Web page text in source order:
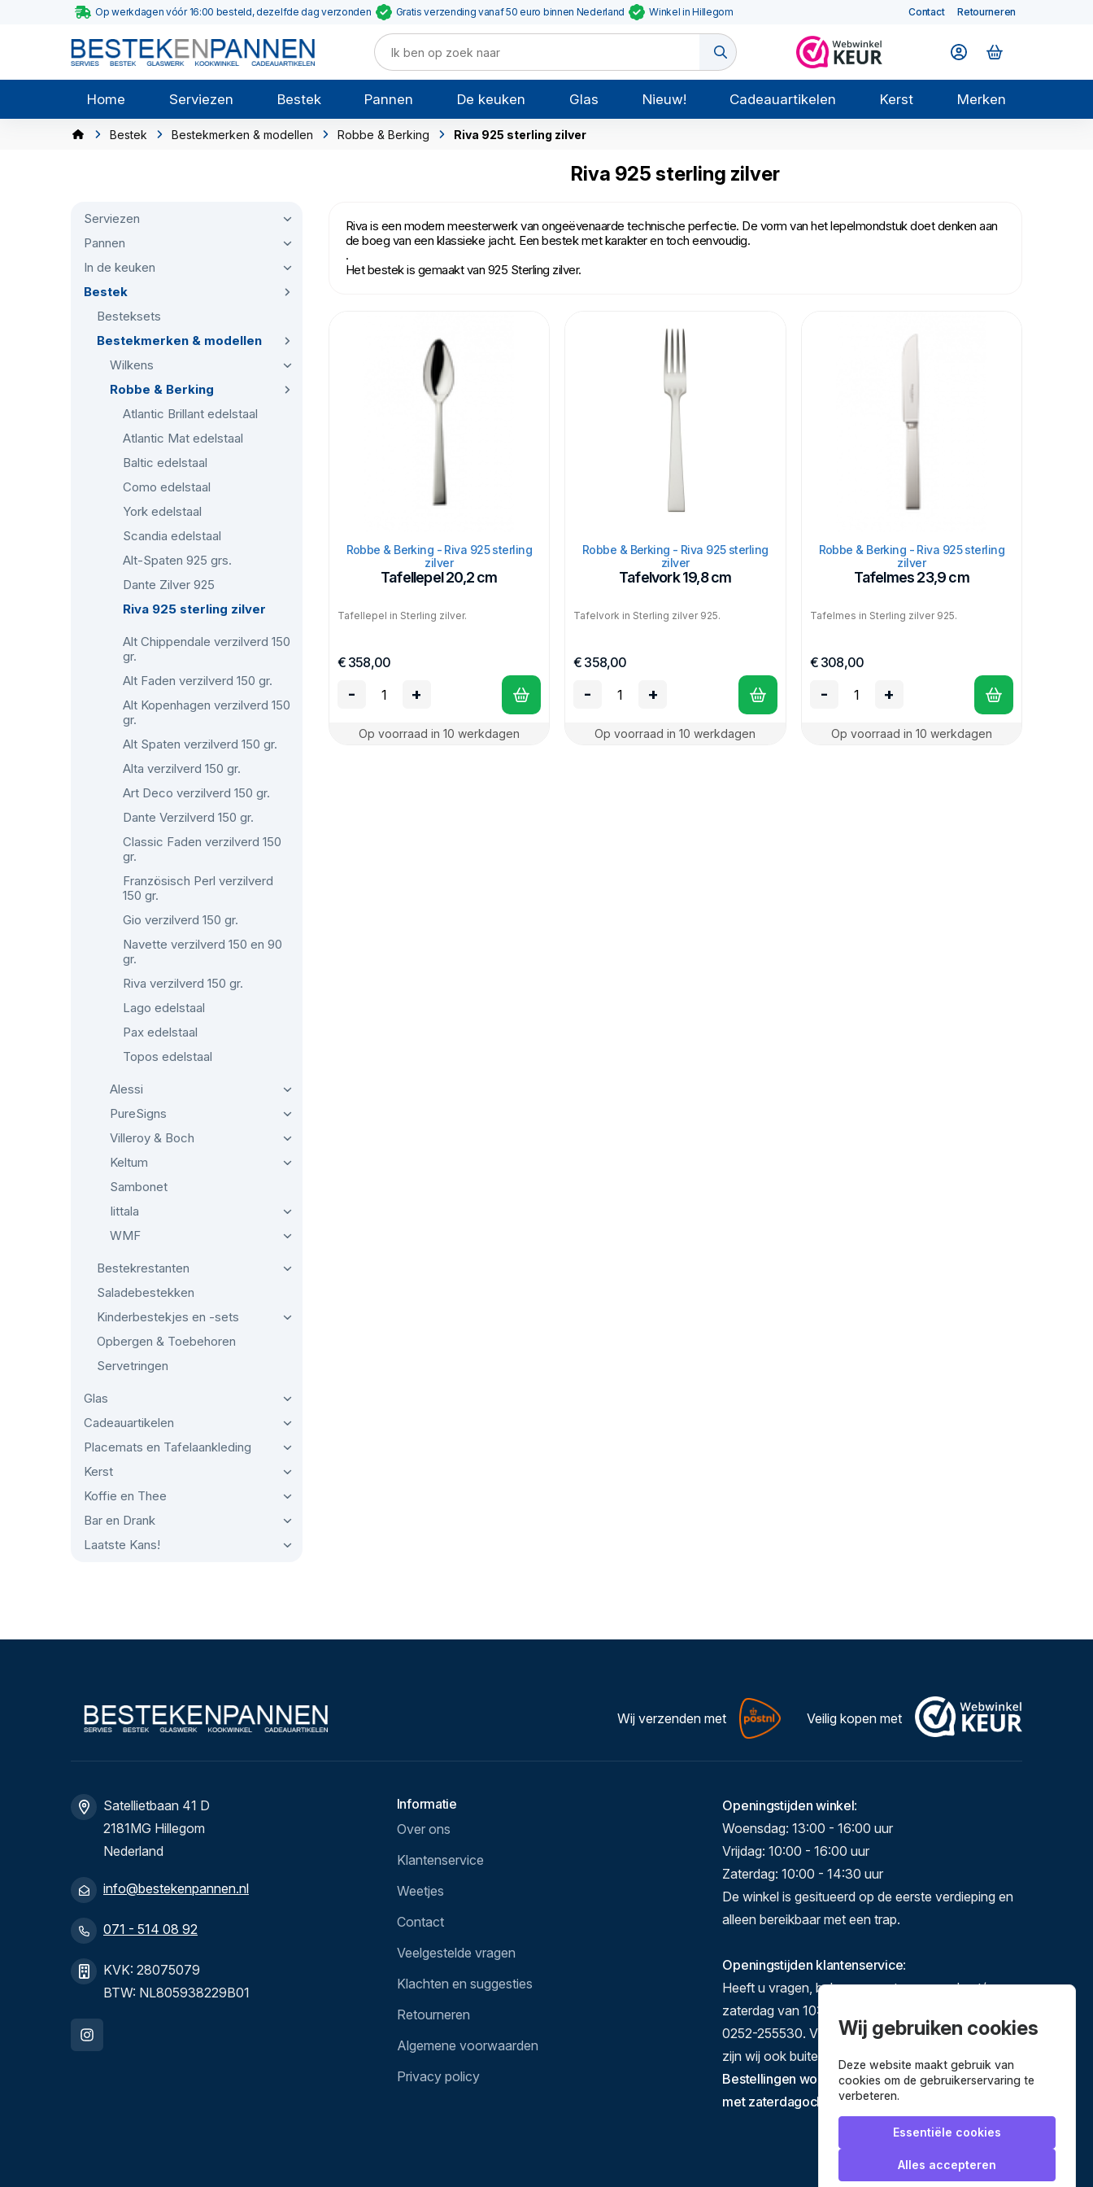
Op werkdagen vóór 16:00 besteld, dezelfde dag verzonden Gratis verzending vanaf 50 euro binnen Nederland Winkel in Hillegom Contact Retourneren
Home Serviezen Bestek Pannen De keuken Glas Nieuw! Cadeauartikelen Kerst Merken
Bestek Bestekmerken & modellen Robbe & Berking Riva 925 sterling zilver
Serviezen
Pannen
In de keuken
Bestek
Besteksets
Bestekmerken & modellen
Wilkens
Robbe & Berking
Atlantic Brillant edelstaal
Atlantic Mat edelstaal
Baltic edelstaal
Como edelstaal
York edelstaal
Scandia edelstaal
Alt-Spaten 925 grs.
Dante Zilver 925
Riva 925 sterling zilver
Alt Chippendale verzilverd 150
gr.
Alt Faden verzilverd 150 gr.
Alt Kopenhagen verzilverd 150
gr.
Alt Spaten verzilverd 150 gr.
Alta verzilverd 150 gr.
Art Deco verzilverd 150 gr.
Dante Verzilverd 150 gr.
Classic Faden verzilverd 150
gr.
Französisch Perl verzilverd
150 gr.
Gio verzilverd 150 gr.
Navette verzilverd 150 en 90
gr.
Riva verzilverd 150 gr.
Lago edelstaal
Pax edelstaal
Topos edelstaal
Alessi
PureSigns
Villeroy & Boch
Keltum
Sambonet
Iittala
WMF
Bestekrestanten
Saladebestekken
Kinderbestekjes en -sets
Opbergen & Toebehoren
Servetringen
Glas
Cadeauartikelen
Placemats en Tafelaankleding
Kerst
Koffie en Thee
Bar en Drank
Laatste Kans!
Riva 925 sterling zilver
Riva is een modern meesterwerk van ongeëvenaarde technische perfectie. De vorm van het lepelmondstuk doet denken aan
de boeg van een klassieke jacht. Een bestek met karakter en toch eenvoudig.
.
Het bestek is gemaakt van 925 Sterling zilver.
Robbe & Berking - Riva 925 sterling
zilver
Tafellepel 20,2 cm
Tafellepel in Sterling zilver.
€ 358,00
- +
Op voorraad in 10 werkdagen
Robbe & Berking - Riva 925 sterling
zilver
Tafelvork 19,8 cm
Tafelvork in Sterling zilver 925.
€ 358,00
- +
Op voorraad in 10 werkdagen
Robbe & Berking - Riva 925 sterling
zilver
Tafelmes 23,9 cm
Tafelmes in Sterling zilver 925.
€ 308,00
- +
Op voorraad in 10 werkdagen
Wij verzenden met Veilig kopen met
Satellietbaan 41 D
2181MG Hillegom
Nederland
info@bestekenpannen.nl
071 - 514 08 92
KVK: 28075079
BTW: NL805938229B01
Informatie
Over ons
Klantenservice
Weetjes
Contact
Veelgestelde vragen
Klachten en suggesties
Retourneren
Algemene voorwaarden
Privacy policy
Openingstijden winkel:
Woensdag: 13:00 - 16:00 uur
Vrijdag: 10:00 - 16:00 uur
Zaterdag: 10:00 - 14:30 uur
De winkel is gesitueerd op de eerste verdieping en
alleen bereikbaar met een trap.
Openingstijden klantenservice:
Heeft u vragen, bel ons gerust op maandag t/m
zaterdag van 10:00-17:00 op 071-5140892 of
0252-255530. Via e-mail en het contactformulier
zijn wij ook buiten deze tijden te bereiken.
Bestellingen worden verstuurd van dinsdag tot en
met zaterdagochtend.
Wij gebruiken cookies
Deze website maakt gebruik van
cookies om de gebruikerservaring te
verbeteren.
Essentiële cookies
Alles accepteren